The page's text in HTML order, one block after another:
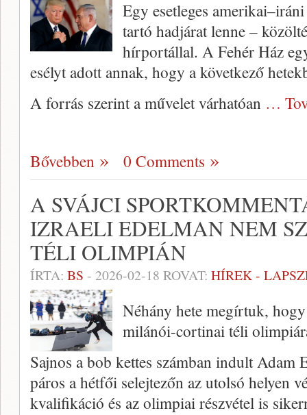
Egy esetleges
tartó hadjárat lenne –
hírportállal. A Fehér Ház
esélyt adott annak, hogy a következő
A forrás szerint a művelet várhatóan …
Bővebben 0 Comments
A SVÁJCI
IZRAELI EDELMAN NEM
TÉLI OLIMPIÁN
ÍRTA: BS - 2026-02-18 ROVAT: HÍREK -
Néhány hete megírtuk,
milánói-cortinai téli
Sajnos a bob kettes számban indult Adam
páros a hétfői selejtezőn az utolsó helyen
kvalifikáció és az olimpiai részvétel is